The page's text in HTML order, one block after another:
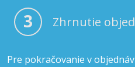
3 Zhrnutie
Pre pokračovanie v